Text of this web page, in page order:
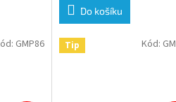
Do košíku
GMP86 Tip Kód: